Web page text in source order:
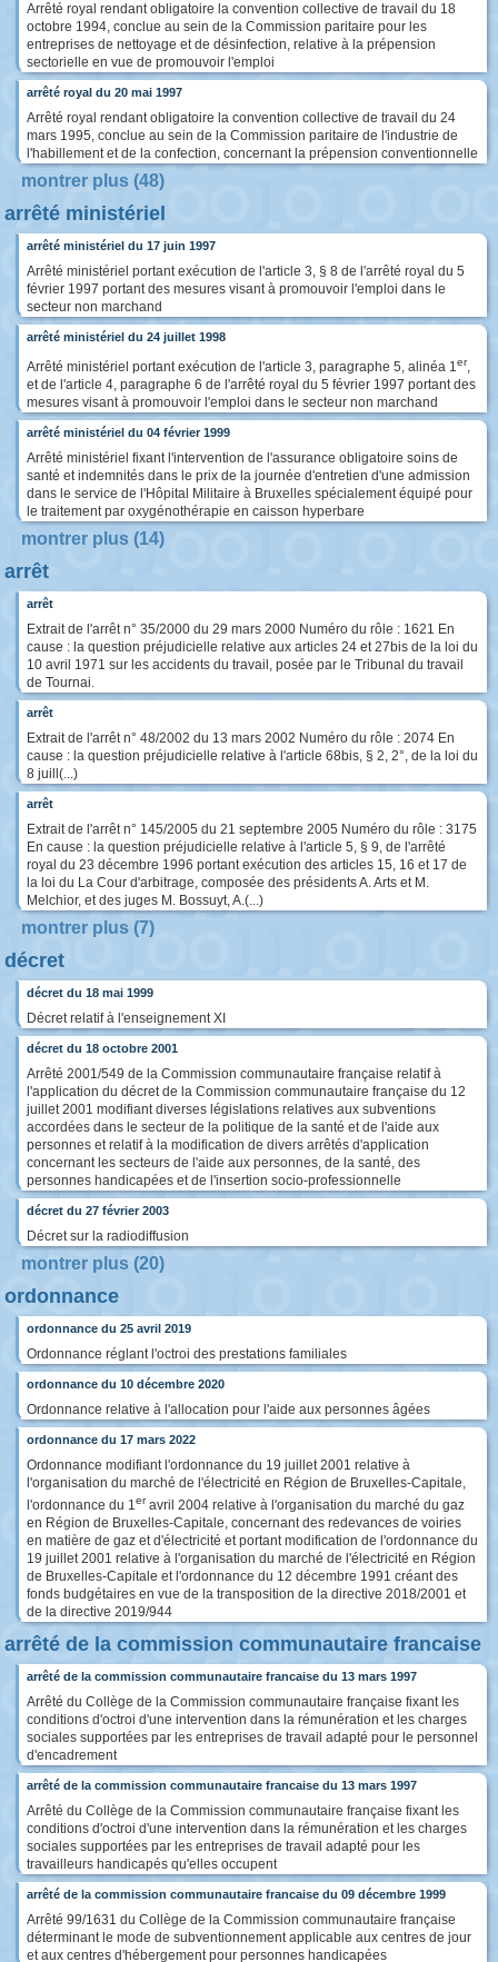
Arrêté royal rendant obligatoire la convention collective de travail du 18
octobre 1994, conclue au sein de la Commission paritaire pour les
entreprises de nettoyage et de désinfection, relative à la prépension
sectorielle en vue de promouvoir l'emploi
arrêté royal du 20 mai 1997
Arrêté royal rendant obligatoire la convention collective de travail du 24
mars 1995, conclue au sein de la Commission paritaire de l'industrie de
l'habillement et de la confection, concernant la prépension conventionnelle
montrer plus (48)
arrêté ministériel
arrêté ministériel du 17 juin 1997
Arrêté ministériel portant exécution de l'article 3, § 8 de l'arrêté royal du 5
février 1997 portant des mesures visant à promouvoir l'emploi dans le
secteur non marchand
arrêté ministériel du 24 juillet 1998
Arrêté ministériel portant exécution de l'article 3, paragraphe 5, alinéa 1er,
et de l'article 4, paragraphe 6 de l'arrêté royal du 5 février 1997 portant des
mesures visant à promouvoir l'emploi dans le secteur non marchand
arrêté ministériel du 04 février 1999
Arrêté ministériel fixant l'intervention de l'assurance obligatoire soins de
santé et indemnités dans le prix de la journée d'entretien d'une admission
dans le service de l'Hôpital Militaire à Bruxelles spécialement équipé pour
le traitement par oxygénothérapie en caisson hyperbare
montrer plus (14)
arrêt
arrêt
Extrait de l'arrêt n° 35/2000 du 29 mars 2000 Numéro du rôle : 1621 En
cause : la question préjudicielle relative aux articles 24 et 27bis de la loi du
10 avril 1971 sur les accidents du travail, posée par le Tribunal du travail
de Tournai.
arrêt
Extrait de l'arrêt n° 48/2002 du 13 mars 2002 Numéro du rôle : 2074 En
cause : la question préjudicielle relative à l'article 68bis, § 2, 2°, de la loi du
8 juill(...)
arrêt
Extrait de l'arrêt n° 145/2005 du 21 septembre 2005 Numéro du rôle : 3175
En cause : la question préjudicielle relative à l'article 5, § 9, de l'arrêté
royal du 23 décembre 1996 portant exécution des articles 15, 16 et 17 de
la loi du La Cour d'arbitrage, composée des présidents A. Arts et M.
Melchior, et des juges M. Bossuyt, A.(...)
montrer plus (7)
décret
décret du 18 mai 1999
Décret relatif à l'enseignement XI
décret du 18 octobre 2001
Arrêté 2001/549 de la Commission communautaire française relatif à
l'application du décret de la Commission communautaire française du 12
juillet 2001 modifiant diverses législations relatives aux subventions
accordées dans le secteur de la politique de la santé et de l'aide aux
personnes et relatif à la modification de divers arrêtés d'application
concernant les secteurs de l'aide aux personnes, de la santé, des
personnes handicapées et de l'insertion socio-professionnelle
décret du 27 février 2003
Décret sur la radiodiffusion
montrer plus (20)
ordonnance
ordonnance du 25 avril 2019
Ordonnance réglant l'octroi des prestations familiales
ordonnance du 10 décembre 2020
Ordonnance relative à l'allocation pour l'aide aux personnes âgées
ordonnance du 17 mars 2022
Ordonnance modifiant l'ordonnance du 19 juillet 2001 relative à
l'organisation du marché de l'électricité en Région de Bruxelles-Capitale,
l'ordonnance du 1er avril 2004 relative à l'organisation du marché du gaz
en Région de Bruxelles-Capitale, concernant des redevances de voiries
en matière de gaz et d'électricité et portant modification de l'ordonnance du
19 juillet 2001 relative à l'organisation du marché de l'électricité en Région
de Bruxelles-Capitale et l'ordonnance du 12 décembre 1991 créant des
fonds budgétaires en vue de la transposition de la directive 2018/2001 et
de la directive 2019/944
arrêté de la commission communautaire francaise
arrêté de la commission communautaire francaise du 13 mars 1997
Arrêté du Collège de la Commission communautaire française fixant les
conditions d'octroi d'une intervention dans la rémunération et les charges
sociales supportées par les entreprises de travail adapté pour le personnel
d'encadrement
arrêté de la commission communautaire francaise du 13 mars 1997
Arrêté du Collège de la Commission communautaire française fixant les
conditions d'octroi d'une intervention dans la rémunération et les charges
sociales supportées par les entreprises de travail adapté pour les
travailleurs handicapés qu'elles occupent
arrêté de la commission communautaire francaise du 09 décembre 1999
Arrêté 99/1631 du Collège de la Commission communautaire française
déterminant le mode de subventionnement applicable aux centres de jour
et aux centres d'hébergement pour personnes handicapées